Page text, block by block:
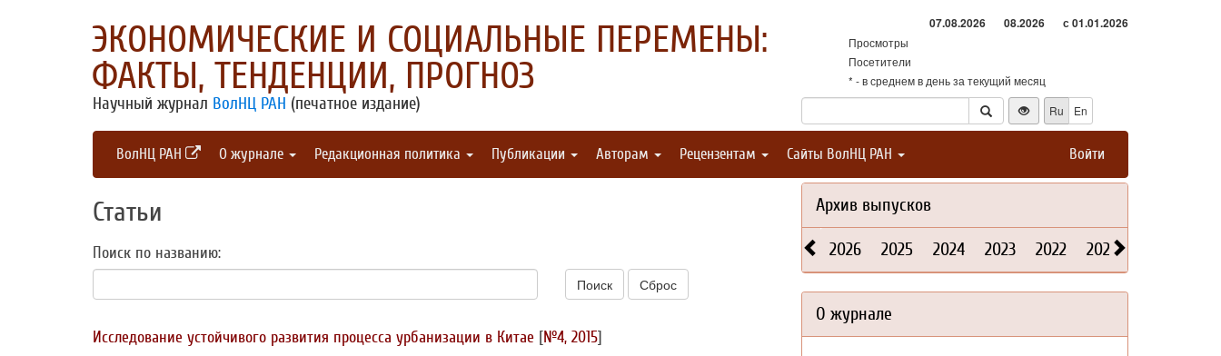
ЭКОНОМИЧЕСКИЕ И СОЦИАЛЬНЫЕ ПЕРЕМЕНЫ:
ФАКТЫ, ТЕНДЕНЦИИ, ПРОГНОЗ
Научный журнал ВолНЦ РАН (печатное издание)
07.08.2026 08.2026 с 01.01.2026
Просмотры
Посетители
* - в среднем в день за текущий месяц
Ru
En
ВолНЦ РАН О журнале Редакционная политика Публикации Авторам Рецензентам Сайты ВолНЦ РАН Войти
Статьи
Поиск по названию:
Поиск Сброс
Исследование устойчивого развития процесса урбанизации в Китае [№4, 2015]
Архив выпусков
2026 2025 2024 2023 2022 2021
О журнале